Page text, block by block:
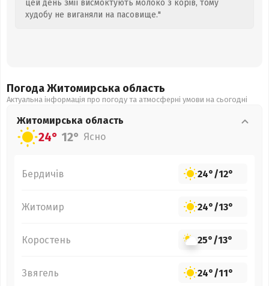
цей день змії висмоктують молоко з корів, тому
худобу не виганяли на пасовище."
Погода Житомирська область
Актуальна інформація про погоду та атмосферні умови на сьогодні
Житомирська область
24° 12° Ясно
Бердичів 24°/12°
Житомир 24°/13°
Коростень 25°/13°
Звягель 24°/11°